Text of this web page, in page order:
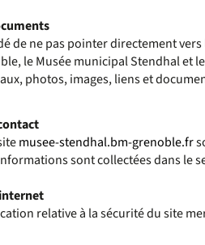
de ne pas pointer directement
le Musée municipal Stendhal
photos, images, liens et
musee-stendhal.bm-grenoble.fr
sont collectées dans le
relative à la sécurité du site